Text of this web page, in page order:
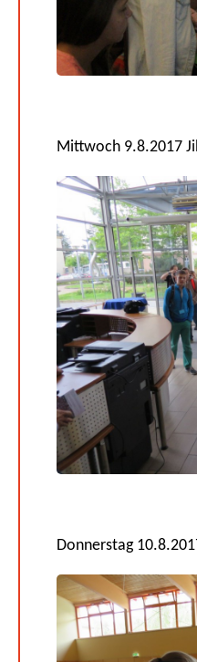
Mittwoch 9.8.2017
Donnerstag